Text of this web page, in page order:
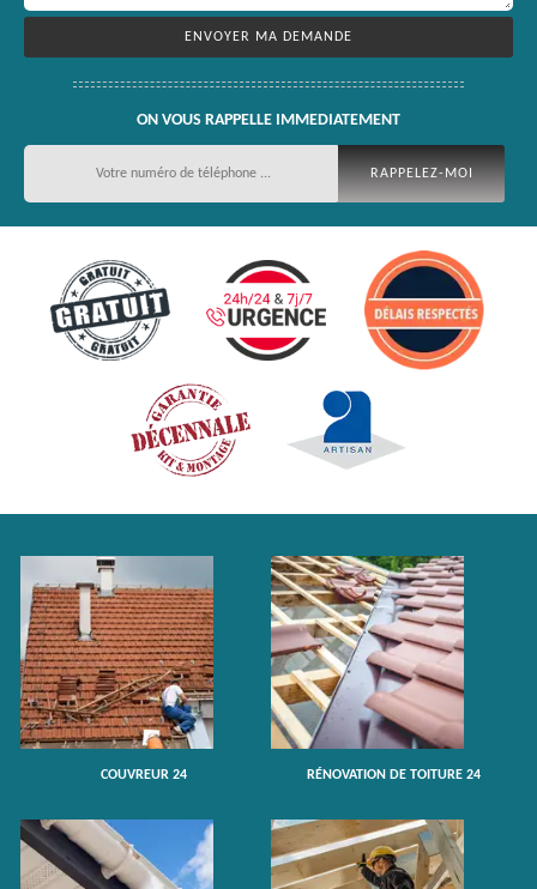
ON VOUS RAPPELLE IMMEDIATEMENT
COUVREUR 24 RÉNOVATION DE TOITURE 24